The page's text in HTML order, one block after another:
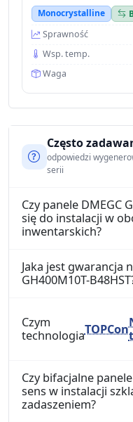
Monocrystalline
Sprawność
Wsp. temp.
Waga
Często
odpowiedzi
serii
Czy panele DMEGC
się do instalacji w
inwentarskich?
Jaka jest gwarancja
GH400M10T-
Czym
technologiaTOPCon
Czy bifacjalne
sens w instalacji
zadaszeniem?